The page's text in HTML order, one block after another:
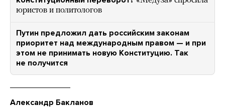
юристов и политологов
Путин предложил дать российским законам
приоритет над международным правом — и при
этом не принимать новую Конституцию. Так
не получится
Александр Бакланов